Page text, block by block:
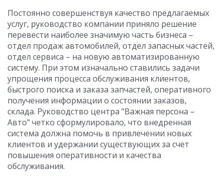
Постоянно совершенствуя качество предлагаемых
услуг, руководство компании приняло решение
перевести наиболее значимую часть бизнеса –
отдел продаж автомобилей, отдел запасных частей,
отдел сервиса – на новую автоматизированную
систему. При этом изначально ставились задачи
упрощения процесса обслуживания клиентов,
быстрого поиска и заказа запчастей, оперативного
получения информации о состоянии заказов,
склада. Руководство центра "Важная персона –
Авто" четко сформулировало, что внедренная
система должна помочь в привлечении новых
клиентов и удержании существующих за счет
повышения оперативности и качества
обслуживания.